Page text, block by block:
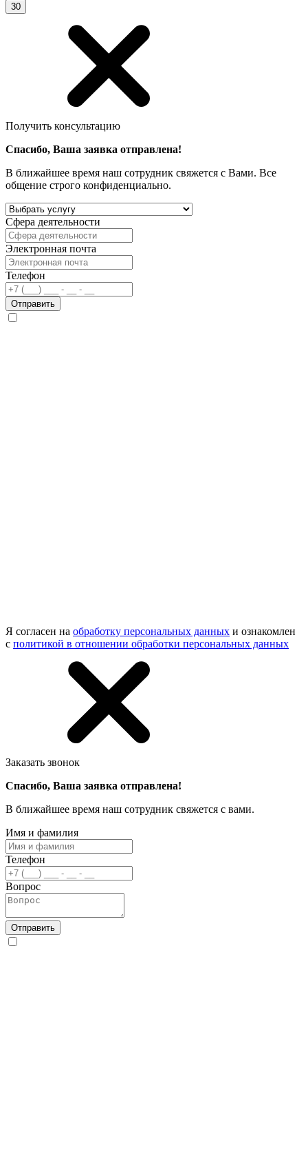
30
Получить консультацию
Спасибо, Ваша заявка отправлена!
В ближайшее время наш сотрудник свяжется с Вами. Все
общение строго конфиденциально.
Сфера деятельности
Электронная почта
Телефон
Отправить
Я согласен на обработку персональных данных и ознакомлен
с политикой в отношении обработки персональных данных
Заказать звонок
Спасибо, Ваша заявка отправлена!
В ближайшее время наш сотрудник свяжется с вами.
Имя и фамилия
Телефон
Вопрос
Отправить